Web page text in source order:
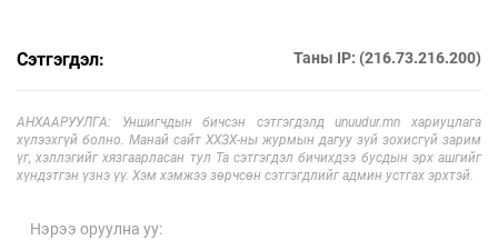
Сэтгэгдэл: Таны IP: (216.73.216.200)
АНХААРУУЛГА: Уншигчдын бичсэн сэтгэгдэлд unuudur.mn хариуцлага
хүлээхгүй болно. Манай сайт ХХЗХ-ны журмын дагуу зүй зохисгүй зарим
үг, хэллэгийг хязгаарласан тул Та сэтгэгдэл бичихдээ бусдын эрх ашгийг
хүндэтгэн үзнэ үү. Хэм хэмжээ зөрчсөн сэтгэгдлийг админ устгах эрхтэй.